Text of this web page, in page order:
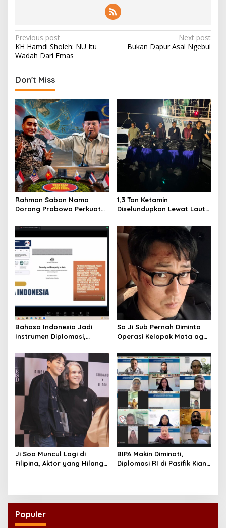
P
o
t
n
a
v
i
g
a
t
i
o
n
Previous post
KH Hamdi Sholeh: NU Itu
Wadah Dari Emas
Next post
Bukan Dapur Asal Ngebul
Don't Miss
Rahman Sabon Nama
Dorong Prabowo Perkuat
Dampak Perang Iran-Israel
1,3 Ton Ketamin
Diselundupkan Lewat Laut
Ditangkap
Bahasa Indonesia Jadi
Instrumen Diplomasi,
Budaya di Australia hingga
So Ji Sub Pernah Diminta
Operasi Kelopak Mata agar
Jadi Ikonnya
Ji Soo Muncul Lagi di
Filipina, Aktor yang Hilang
BIPA Makin Diminati,
Diplomasi RI di Pasifik Kian
Populer